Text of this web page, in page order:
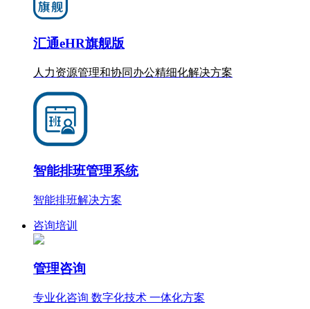
汇通eHR旗舰版
人力资源管理和协同办公精细化解决方案
智能排班管理系统
智能排班解决方案
咨询培训
管理咨询
专业化咨询 数字化技术 一体化方案